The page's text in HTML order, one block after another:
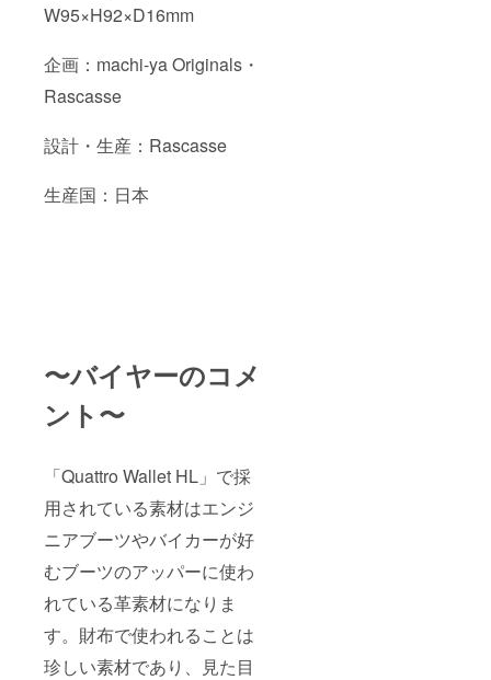
W95×H92×D16mm
企画：machi-ya Originals・
Rascasse
設計・生産：Rascasse
生産国：日本
〜バイヤーのコメ
ント〜
「Quattro Wallet HL」で採
用されている素材はエンジ
ニアブーツやバイカーが好
むブーツのアッパーに使わ
れている革素材になりま
す。財布で使われることは
珍しい素材であり、見た目